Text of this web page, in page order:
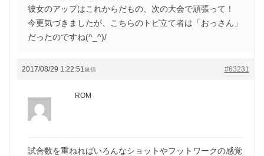
彼女のアップはこれからだもの、次の大会で頑張って！
今更気づきましたが、こちらのトピ立て者は「おっさん」
だったのですね(^_^)/
2017/08/29 1:22:51 #63231
返信
ROM
試合数を重ねればいろんなショットやフットワークの感覚